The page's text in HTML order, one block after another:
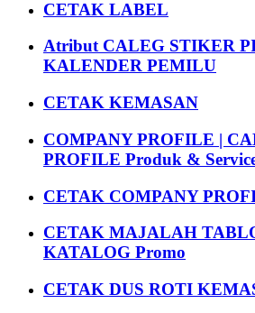
CETAK LABEL
Atribut CALEG STIKER
KALENDER PEMILU
CETAK KEMASAN
COMPANY PROFILE |
PROFILE Produk &
CETAK COMPANY
CETAK MAJALAH
KATALOG Promo
CETAK DUS ROTI